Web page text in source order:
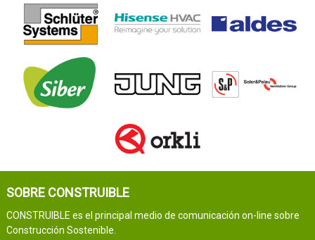
SOBRE CONSTRUIBLE
CONSTRUIBLE es el principal medio de comunicación on-line sobre
Construcción Sostenible.